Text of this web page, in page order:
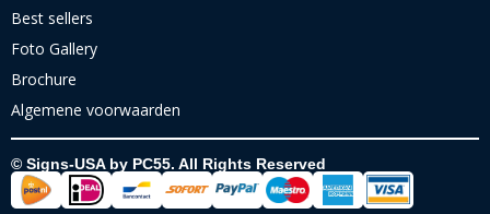
Best sellers
Foto Gallery
Brochure
Algemene voorwaarden
© Signs-USA by PC55. All Rights Reserved